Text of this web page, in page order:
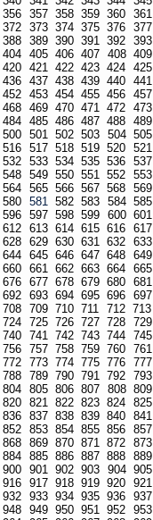
356 357 358 359 360 361
372 373 374 375 376 377
388 389 390 391 392 393
404 405 406 407 408 409
420 421 422 423 424 425
436 437 438 439 440 441
452 453 454 455 456 457
468 469 470 471 472 473
484 485 486 487 488 489
500 501 502 503 504 505
516 517 518 519 520 521
532 533 534 535 536 537
548 549 550 551 552 553
564 565 566 567 568 569
580 581 582 583 584 585
596 597 598 599 600 601
612 613 614 615 616 617
628 629 630 631 632 633
644 645 646 647 648 649
660 661 662 663 664 665
676 677 678 679 680 681
692 693 694 695 696 697
708 709 710 711 712 713
724 725 726 727 728 729
740 741 742 743 744 745
756 757 758 759 760 761
772 773 774 775 776 777
788 789 790 791 792 793
804 805 806 807 808 809
820 821 822 823 824 825
836 837 838 839 840 841
852 853 854 855 856 857
868 869 870 871 872 873
884 885 886 887 888 889
900 901 902 903 904 905
916 917 918 919 920 921
932 933 934 935 936 937
948 949 950 951 952 953